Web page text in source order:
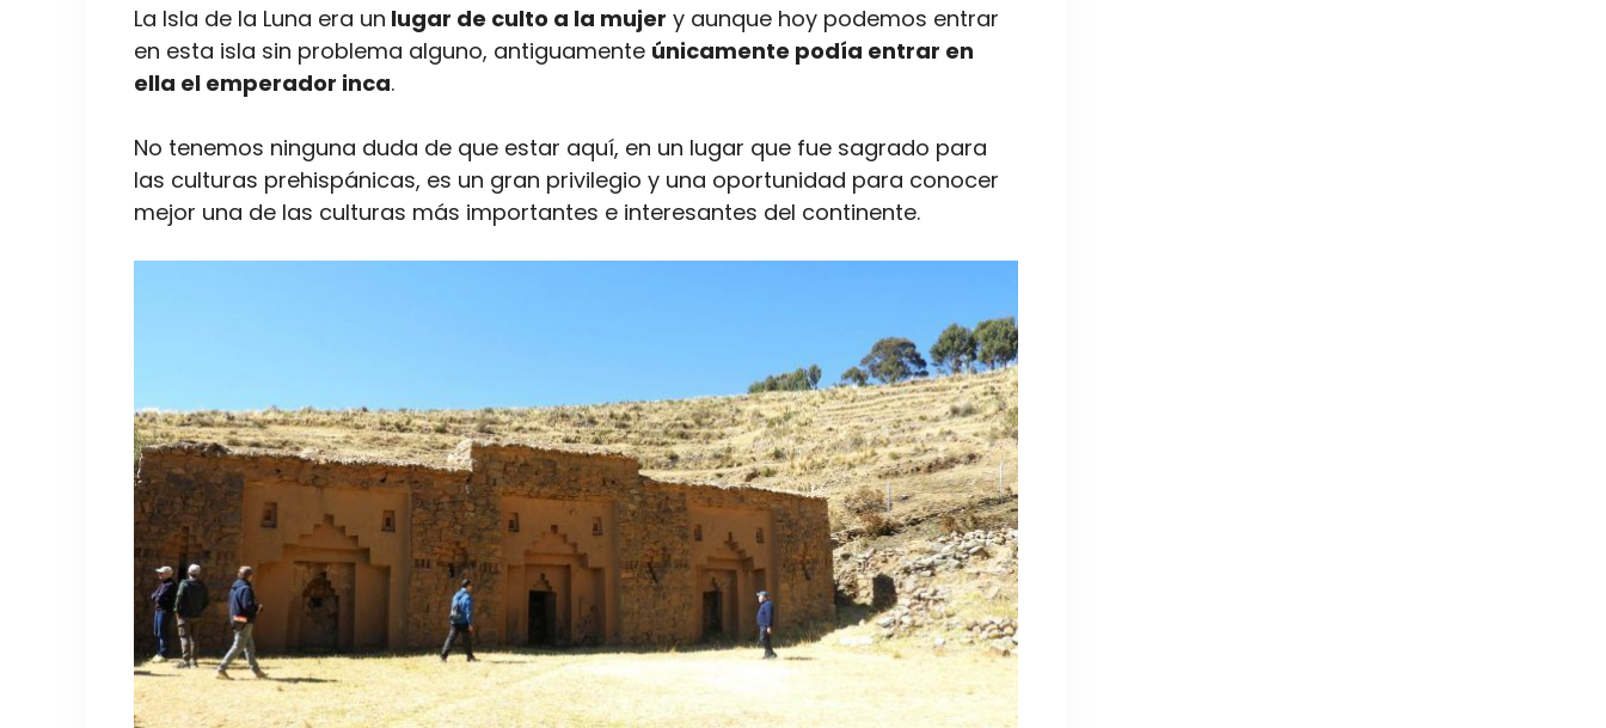
La Isla de la Luna era un lugar de culto a la mujer y aunque hoy podemos entrar
en esta isla sin problema alguno, antiguamente únicamente podía entrar en
ella el emperador inca.
No tenemos ninguna duda de que estar aquí, en un lugar que fue sagrado para
las culturas prehispánicas, es un gran privilegio y una oportunidad para conocer
mejor una de las culturas más importantes e interesantes del continente.